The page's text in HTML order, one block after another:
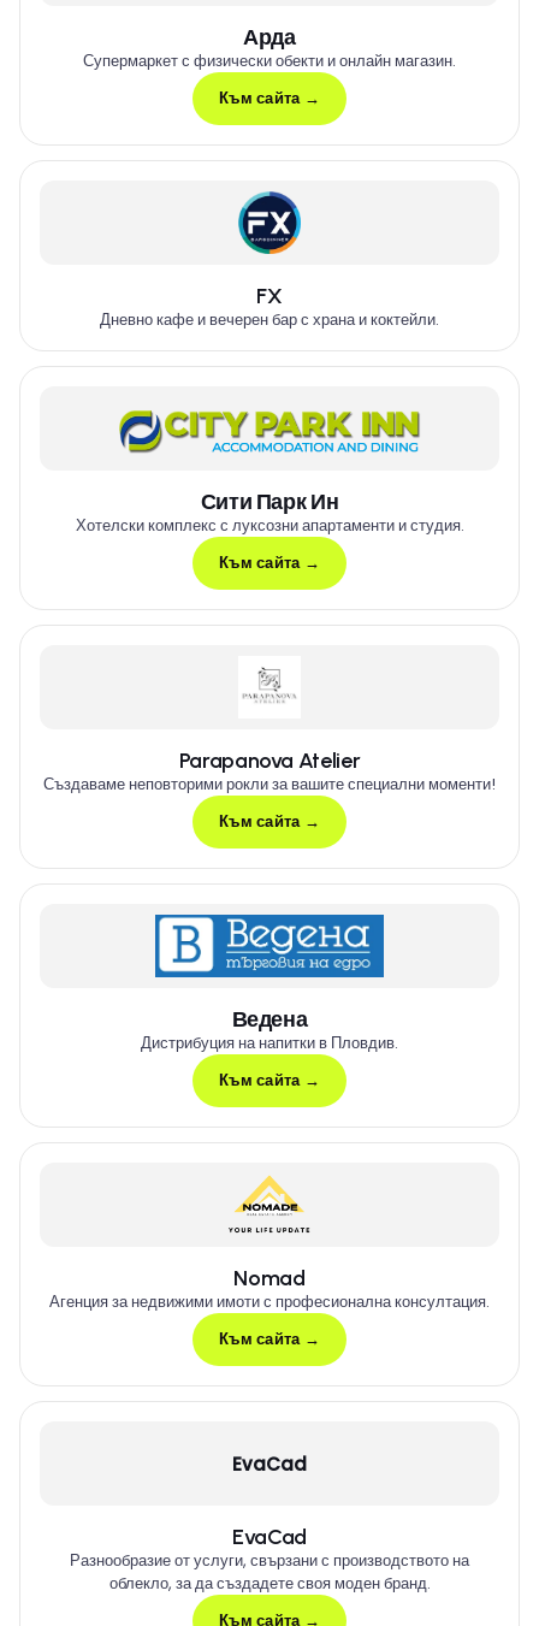
Арда
Супермаркет с физически обекти и онлайн магазин.
Към сайта →
FX
Дневно кафе и вечерен бар с храна и коктейли.
Сити Парк Ин
Хотелски комплекс с луксозни апартаменти и студия.
Към сайта →
Parapanova Atelier
Създаваме неповторими рокли за вашите специални моменти!
Към сайта →
Ведена
Дистрибуция на напитки в Пловдив.
Към сайта →
Nomad
Агенция за недвижими имоти с професионална консултация.
Към сайта →
EvaCad
EvaCad
Разнообразие от услуги, свързани с производството на
облекло, за да създадете своя моден бранд.
Към сайта →